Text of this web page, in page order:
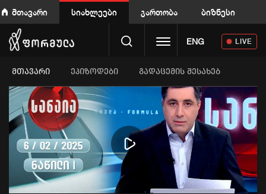
მთავარი სიახლეები გართობა ბიზნესი
Toggle navigation
ENG LIVE
ᲛᲗᲐᲕᲐᲠᲘ ეპიზოდები გადაცემის შესახებ